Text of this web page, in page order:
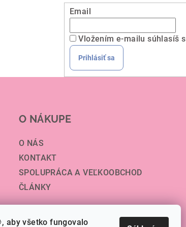
aby všetko fungovalo
Email
Vložením e-mailu súhlasíš s
Prihlásiť sa
O NÁKUPE
O NÁS
KONTAKT
SPOLUPRÁCA A VEĽKOOBCHOD
ČLÁNKY